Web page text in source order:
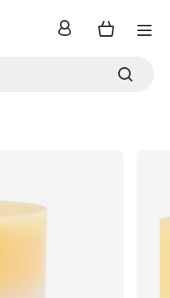
inloggen